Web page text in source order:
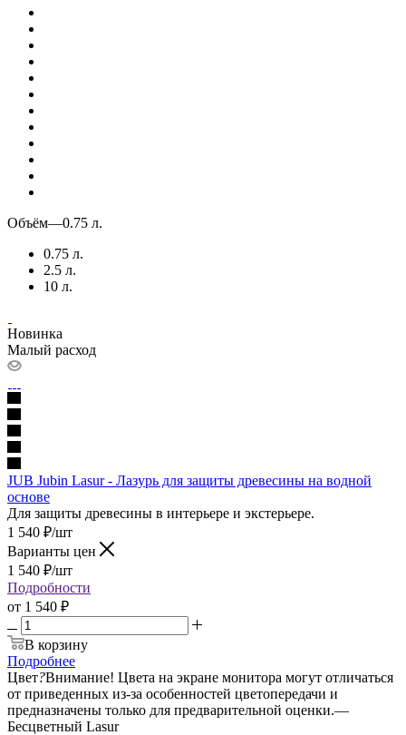
Объём—0.75 л.
0.75 л.
2.5 л.
10 л.
Новинка
Малый расход
JUB Jubin Lasur - Лазурь для защиты древесины на водной
основе
Для защиты древесины в интерьере и экстерьере.
1 540 ₽/шт
Варианты цен
1 540 ₽/шт
Подробности
от 1 540 ₽
В корзину
Подробнее
Цвет?Внимание! Цвета на экране монитора могут отличаться
от приведенных из-за особенностей цветопередачи и
предназначены только для предварительной оценки.—
Бесцветный Lasur